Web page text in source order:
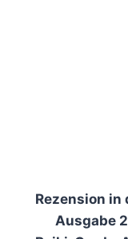
Rezension
Ausgabe